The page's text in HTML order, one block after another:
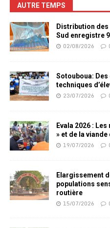
AUTRE TEMPS
Distribution
Sud enregistre
02/08/2026
Sotouboua:
techniques
23/07/2026
Evala 2026 :
» et de la
19/07/2026
Elargissement
populations
routière
15/07/2026